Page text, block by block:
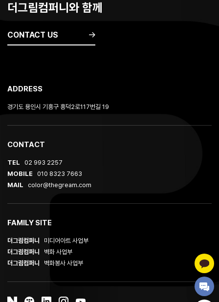
더그림컴퍼니와 함께
CONTACT US
ADDRESS
경기도 용인시 기흥구 흥덕2로117번길 19
CONTACT
TEL
02 993 2257
MOBILE
010 8323 7663
MAIL
color@thegream.com
FAMILY SITE
더그림컴퍼니
미디어아트 사업부
더그림컴퍼니
벽화 사업부
더그림컴퍼니
벽화봉사 사업부